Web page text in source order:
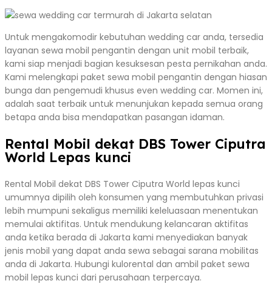
Untuk mengakomodir kebutuhan wedding car anda, tersedia
layanan sewa mobil pengantin dengan unit mobil terbaik,
kami siap menjadi bagian kesuksesan pesta pernikahan anda.
Kami melengkapi paket sewa mobil pengantin dengan hiasan
bunga dan pengemudi khusus even wedding car. Momen ini,
adalah saat terbaik untuk menunjukan kepada semua orang
betapa anda bisa mendapatkan pasangan idaman.
Rental Mobil dekat DBS Tower Ciputra
World Lepas kunci
Rental Mobil dekat DBS Tower Ciputra World lepas kunci
umumnya dipilih oleh konsumen yang membutuhkan privasi
lebih mumpuni sekaligus memiliki keleluasaan menentukan
memulai aktifitas. Untuk mendukung kelancaran aktifitas
anda ketika berada di Jakarta kami menyediakan banyak
jenis mobil yang dapat anda sewa sebagai sarana mobilitas
anda di Jakarta. Hubungi kulorental dan ambil paket sewa
mobil lepas kunci dari perusahaan terpercaya.